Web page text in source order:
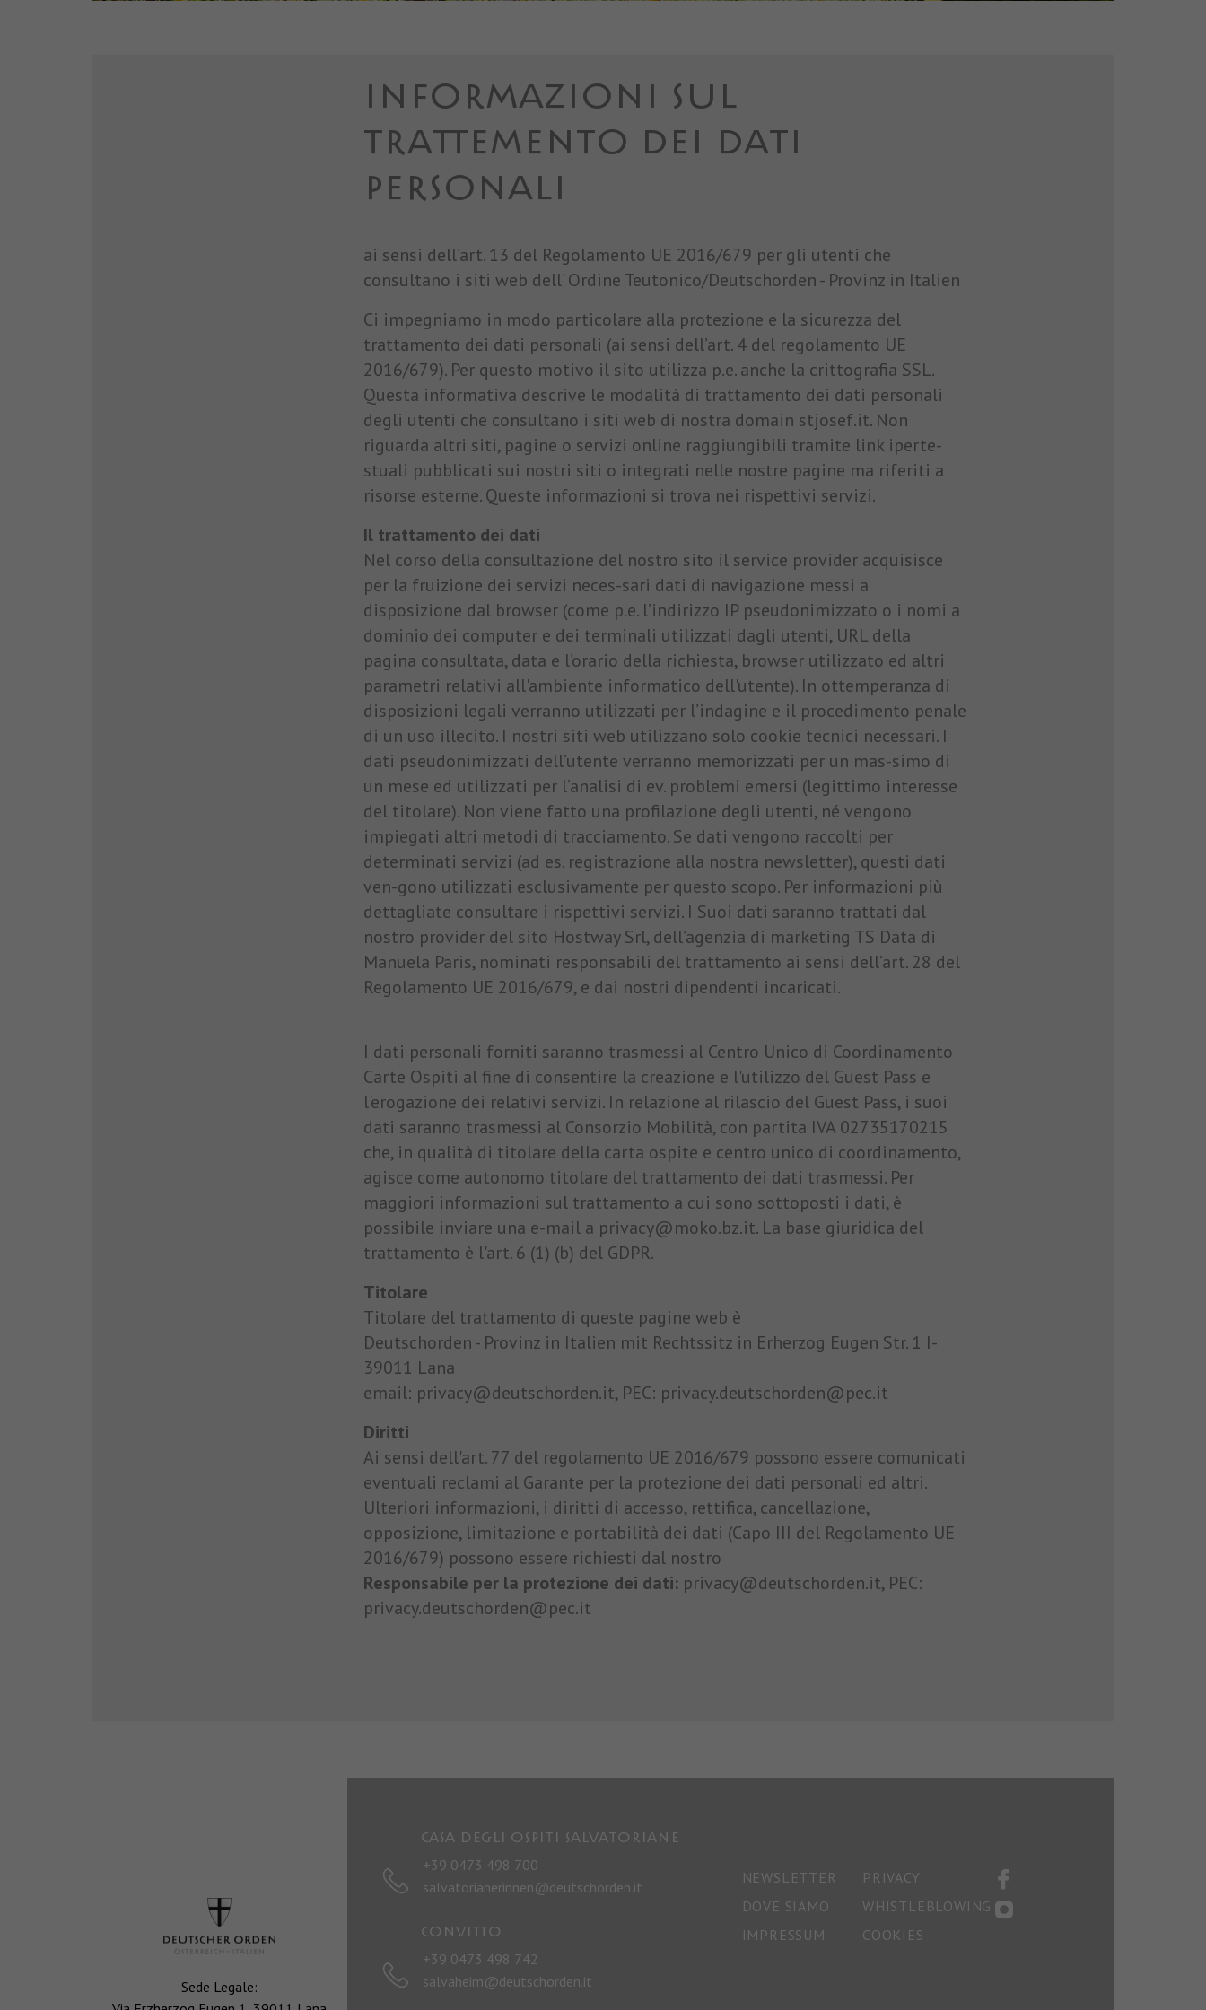
INFORMAZIONI SUL
TRATTEMENTO DEI DATI
PERSONALI
ai sensi dell’art. 13 del Regolamento UE 2016/679 per gli utenti che
consultano i siti web dell' Ordine Teutonico/Deutschorden - Provinz in Italien
Ci impegniamo in modo particolare alla protezione e la sicurezza del
trattamento dei dati personali (ai sensi dell’art. 4 del regolamento UE
2016/679). Per questo motivo il sito utilizza p.e. anche la crittografia SSL.
Questa informativa descrive le modalità di trattamento dei dati personali
degli utenti che consultano i siti web di nostra domain stjosef.it. Non
riguarda altri siti, pagine o servizi online raggiungibili tramite link iperte-
stuali pubblicati sui nostri siti o integrati nelle nostre pagine ma riferiti a
risorse esterne. Queste informazioni si trova nei rispettivi servizi.
Il trattamento dei dati
Nel corso della consultazione del nostro sito il service provider acquisisce
per la fruizione dei servizi neces-sari dati di navigazione messi a
disposizione dal browser (come p.e. l’indirizzo IP pseudonimizzato o i nomi a
dominio dei computer e dei terminali utilizzati dagli utenti, URL della
pagina consultata, data e l’orario della richiesta, browser utilizzato ed altri
parametri relativi all'ambiente informatico dell'utente). In ottemperanza di
disposizioni legali verranno utilizzati per l’indagine e il procedimento penale
di un uso illecito. I nostri siti web utilizzano solo cookie tecnici necessari. I
dati pseudonimizzati dell’utente verranno memorizzati per un mas-simo di
un mese ed utilizzati per l’analisi di ev. problemi emersi (legittimo interesse
del titolare). Non viene fatto una profilazione degli utenti, né vengono
impiegati altri metodi di tracciamento. Se dati vengono raccolti per
determinati servizi (ad es. registrazione alla nostra newsletter), questi dati
ven-gono utilizzati esclusivamente per questo scopo. Per informazioni più
dettagliate consultare i rispettivi servizi. I Suoi dati saranno trattati dal
nostro provider del sito Hostway Srl, dell’agenzia di marketing TS Data di
Manuela Paris, nominati responsabili del trattamento ai sensi dell’art. 28 del
Regolamento UE 2016/679, e dai nostri dipendenti incaricati.
I dati personali forniti saranno trasmessi al Centro Unico di Coordinamento
Carte Ospiti al fine di consentire la creazione e l'utilizzo del Guest Pass e
l'erogazione dei relativi servizi. In relazione al rilascio del Guest Pass, i suoi
dati saranno trasmessi al Consorzio Mobilità, con partita IVA 02735170215
che, in qualità di titolare della carta ospite e centro unico di coordinamento,
agisce come autonomo titolare del trattamento dei dati trasmessi. Per
maggiori informazioni sul trattamento a cui sono sottoposti i dati, è
possibile inviare una e-mail a privacy@moko.bz.it. La base giuridica del
trattamento è l'art. 6 (1) (b) del GDPR.
Titolare
Titolare del trattamento di queste pagine web è
Deutschorden - Provinz in Italien mit Rechtssitz in Erherzog Eugen Str. 1 I-
39011 Lana
email: privacy@deutschorden.it, PEC: privacy.deutschorden@pec.it
Diritti
Ai sensi dell'art. 77 del regolamento UE 2016/679 possono essere comunicati
eventuali reclami al Garante per la protezione dei dati personali ed altri.
Ulteriori informazioni, i diritti di accesso, rettifica, cancellazione,
opposizione, limitazione e portabilità dei dati (Capo III del Regolamento UE
2016/679) possono essere richiesti dal nostro
Responsabile per la protezione dei dati: privacy@deutschorden.it, PEC:
privacy.deutschorden@pec.it
Sede Legale:
Casa degli Ospiti salvatoriane
+39 0473 498 700
salvatorianerinnen@deutschorden.it
CONVITTO
+39 0473 498 742
salvaheim@deutschorden.it
NEWSLETTER
DOVE SIAMO
IMPRESSUM
PRIVACY
WHISTLEBLOWING
COOKIES
corrispondenti alle esigenze dell’utente, anche tramite piattaforme terze.
Nome _fbp
Durata
Finalità
visualizzare annunci pubblicitari su Facebook o su
una piattaforma digitale alimentata dalla pubblicità
Nome
Provider Facebook
Durata 3 Monate
Finalità
Facebook imposta questo cookie per mostrare agli
utenti pubblicità pertinenti tracciando il
hanno Facebook pixel o Facebook social plugin.
Mostra dettagli cookie